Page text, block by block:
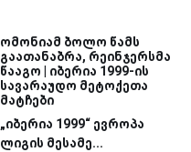
ომონიამ ბოლო წამს
გაათანაბრა, რეინჯერსმა
წააგო | იბერია 1999-ის
სავარაუდო მეტოქეთა
მატჩები
„იბერია 1999“ ევროპა
ლიგის მესამე...